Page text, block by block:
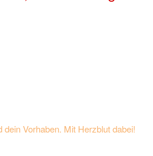
Vorhaben. Mit Herzblut dabei!